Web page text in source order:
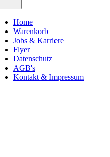
Home
Warenkorb
Jobs & Karriere
Flyer
Datenschutz
AGB's
Kontakt & Impressum